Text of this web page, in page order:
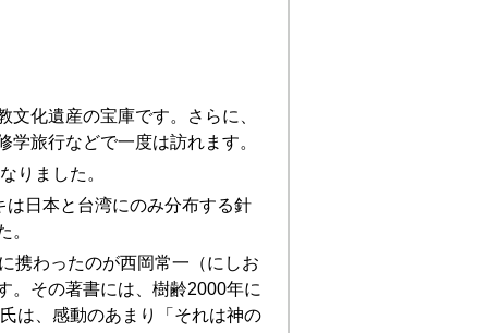
化遺産の宝庫です。さらに、
旅行などで一度は訪れます。
りました。
日本と台湾にのみ分布する針
。
携わったのが西岡常一（にしお
。その著書には、樹齢2000年に
は、感動のあまり「それは神の